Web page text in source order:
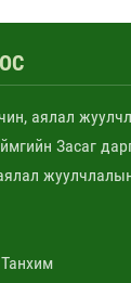
аялал
Засаг